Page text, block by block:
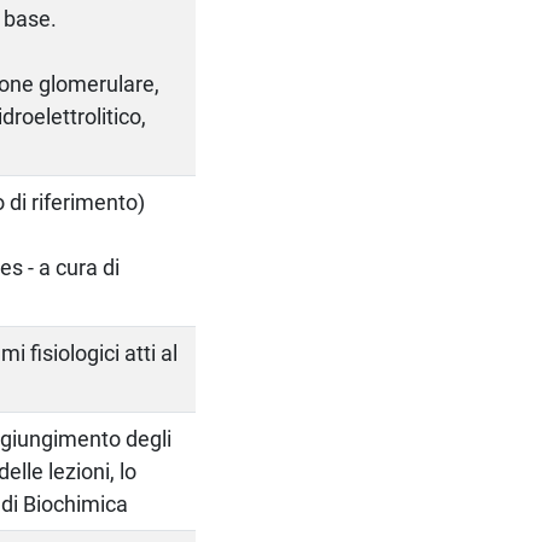
glomerulare,
di riferimento)
- a cura di
fisiologici atti al
degli
lezioni, lo
Biochimica